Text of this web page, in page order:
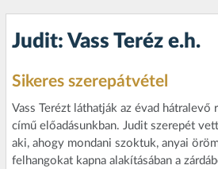
Judit: Vass Teréz e.h.
Sikeres szerepátvétel
Vass Terézt láthatják az évad hátralevő
című előadásunkban. Judit szerepét
aki, ahogy mondani szoktuk, anyai
felhangokat kapna alakításában a